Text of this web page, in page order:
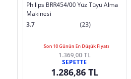
Philips BRR454/00 Yüz Tüyü Alma
Makinesi
3.7
(23)
Son 10 Günün En Düşük Fiyatı
1.369,00 TL
SEPETTE
1.286,86 TL